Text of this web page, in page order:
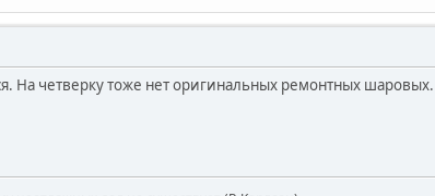
На четверку тоже нет оригинальных ремонтных шаровых.